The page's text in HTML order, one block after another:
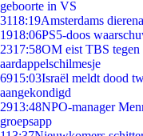
geboorte in VS
3118:19Amsterdams
1918:06PS5-doos
2317:58OM eist TBS tegen
aardappelschilmesje
6915:03Israël meldt dood
aangekondigd
2913:48NPO-manager
groepsapp